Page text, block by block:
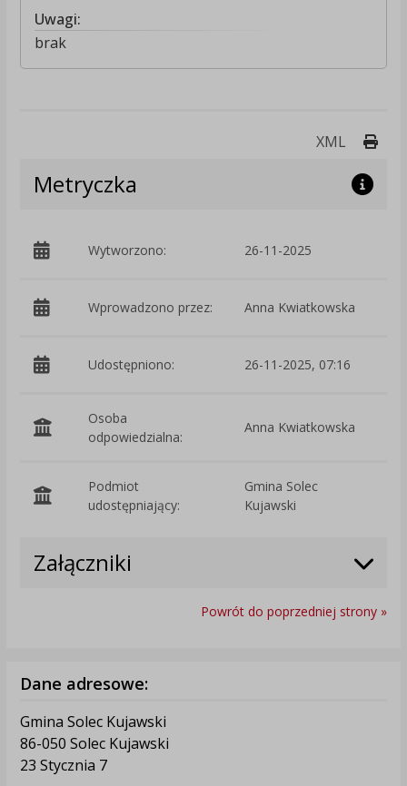
Uwagi:
brak
XML
Metryczka
Wytworzono: 26-11-2025
Wprowadzono przez: Anna Kwiatkowska
Udostępniono: 26-11-2025, 07:16
Osoba
odpowiedzialna:
Anna Kwiatkowska
Podmiot
udostępniający:
Gmina Solec
Kujawski
Załączniki
Powrót do poprzedniej strony »
Dane adresowe:
Gmina Solec Kujawski
86-050 Solec Kujawski
23 Stycznia 7